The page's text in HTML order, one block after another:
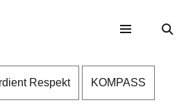
Seite
Respekt KOMPASS